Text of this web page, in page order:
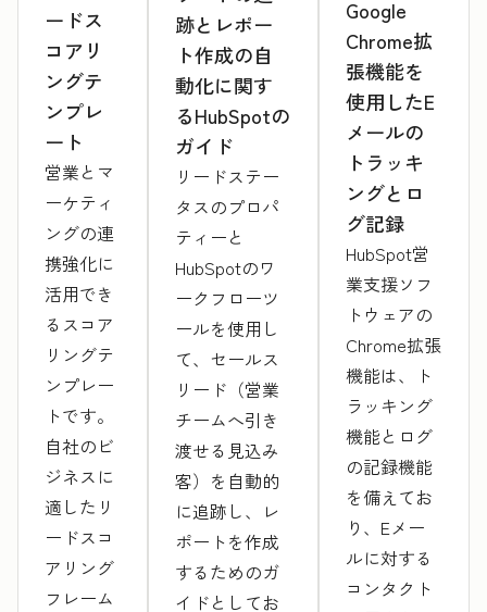
ードス
コアリ
ングテ
ンプレ
ート
営業とマ
ーケティ
ングの連
携強化に
活用でき
るスコア
リングテ
ンプレー
トです。
自社のビ
ジネスに
適したリ
ードスコ
アリング
フレーム
跡とレポー
ト作成の自
動化に関す
るHubSpotの
ガイド
リードステー
タスのプロパ
ティーと
HubSpotのワ
ークフローツ
ールを使用し
て、セールス
リード（営業
チームへ引き
渡せる見込み
客）を自動的
に追跡し、レ
ポートを作成
するためのガ
イドとしてお
Google
Chrome拡
張機能を
使用したE
メールの
トラッキ
ングとロ
グ記録
HubSpot営
業支援ソフ
トウェアの
Chrome拡張
機能は、ト
ラッキング
機能とログ
の記録機能
を備えてお
り、Eメー
ルに対する
コンタクト